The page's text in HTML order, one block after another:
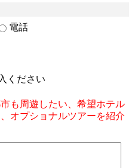
電話
ください
も周遊したい、希望ホテル
オプショナルツアーを紹介